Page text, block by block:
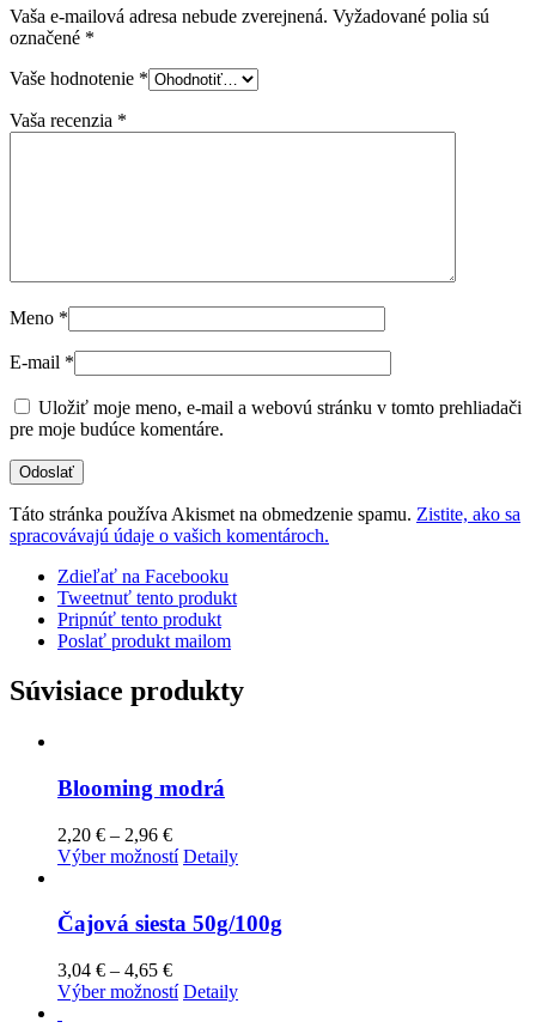
Vaša e-mailová adresa nebude zverejnená. Vyžadované polia sú
označené *
Vaše hodnotenie *
Vaša recenzia *
Meno *
E-mail *
Uložiť moje meno, e-mail a webovú stránku v tomto prehliadači
pre moje budúce komentáre.
Táto stránka používa Akismet na obmedzenie spamu. Zistite, ako sa
spracovávajú údaje o vašich komentároch.
Zdieľať na Facebooku
Tweetnuť tento produkt
Pripnúť tento produkt
Poslať produkt mailom
Súvisiace produkty
Blooming modrá
2,20 € – 2,96 €Price
range:
2,96 €
Výber možností Tento
viacero
variantov.
si
môžete
Detaily
Čajová siesta 50g/100g
3,04 € – 4,65 €Price
range:
Výber možností Tento
Detaily